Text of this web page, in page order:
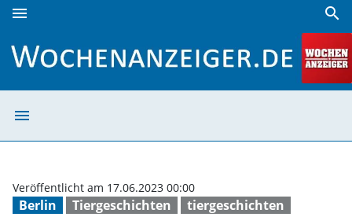
menu search
menu
Berlin Tiergeschichten tiergeschichten
Veröffentlicht am 17.06.2023 00:00